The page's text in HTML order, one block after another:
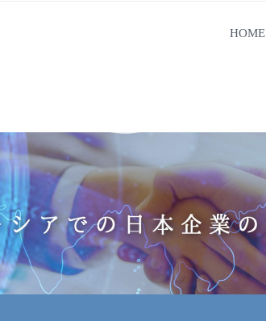
HOME